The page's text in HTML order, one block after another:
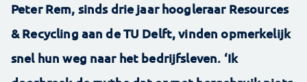
Peter Rem, sinds drie jaar hoogleraar Resources
& Recycling aan de TU Delft, vinden opmerkelijk
snel hun weg naar het bedrijfsleven. ‘Ik